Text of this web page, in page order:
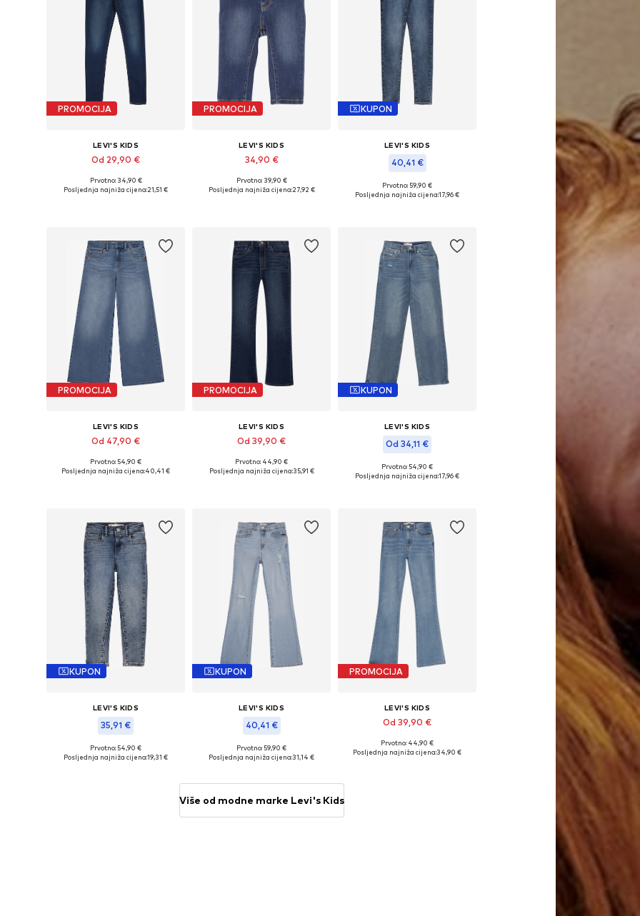
PROMOCIJA
LEVI'S KIDS
Od 29,90 €
Dostupno u više veličina
Prvotno: 34,90 €
Posljednja najniža cijena:21,51 €
PROMOCIJA
LEVI'S KIDS
34,90 €
Prvotno: 39,90 €
Posljednja najniža cijena:27,92 €
KUPON
LEVI'S KIDS
40,41 €
Dostupne veličine: 152, 164
Prvotno: 59,90 €
Posljednja najniža cijena:17,96 €
PROMOCIJA
LEVI'S KIDS
Od 47,90 €
Dostupno u više veličina
Prvotno: 54,90 €
Posljednja najniža cijena:40,41 €
PROMOCIJA
LEVI'S KIDS
Od 39,90 €
Dostupno u više veličina
Prvotno: 44,90 €
Posljednja najniža cijena:35,91 €
KUPON
LEVI'S KIDS
Od 34,11 €
Dostupno u više veličina
Prvotno: 54,90 €
Posljednja najniža cijena:17,96 €
KUPON
LEVI'S KIDS
35,91 €
Prvotno: 54,90 €
Posljednja najniža cijena:19,31 €
KUPON
LEVI'S KIDS
40,41 €
Prvotno: 59,90 €
Posljednja najniža cijena:31,14 €
PROMOCIJA
LEVI'S KIDS
Od 39,90 €
Dostupno u više veličina
Prvotno: 44,90 €
Posljednja najniža cijena:34,90 €
Više od modne marke Levi's Kids